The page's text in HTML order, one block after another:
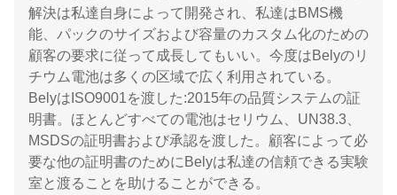
解決は私達自身によって開発され、私達はBMS機
能、パックのサイズおよび容量のカスタム化のための
顧客の要求に従って成長してもいい。今度はBelyのリ
チウム電池は多くの区域で広く利用されている。
BelyはISO9001を渡した:2015年の品質システムの証
明書。ほとんどすべての電池はセリウム、UN38.3、
MSDSの証明書および承認を渡した。顧客によって必
要な他の証明書のためにBelyは私達の信頼できる実験
室と渡ることを助けることができる。